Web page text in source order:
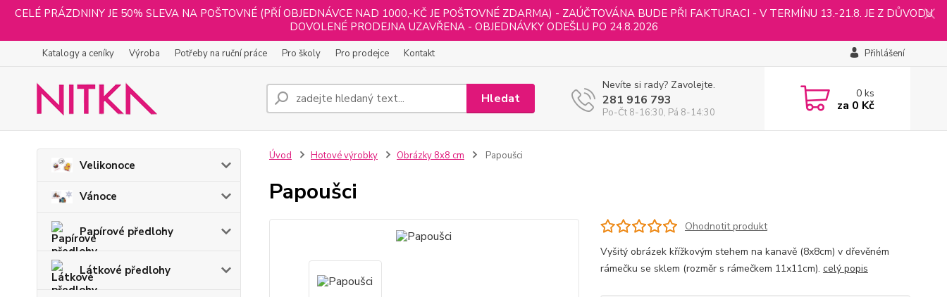
CELÉ PRÁZDNINY JE 50% SLEVA NA POŠTOVNÉ (PŘÍ OBJEDNÁVCE NAD 1000,-KČ JE POŠTOVNÉ ZDARMA) - ZAÚČTOVÁNA BUDE PŘI FAKTURACI - V TERMÍNU 13.-21.8. JE Z DŮVODU
DOVOLENÉ PRODEJNA UZAVŘENA - OBJEDNÁVKY ODEŠLU PO 24.8.2026
Katalogy a ceníky Výroba Potřeby na ruční práce Pro školy Pro prodejce Kontakt Přihlášení
Hledat
Nevíte si rady? Zavolejte.
281 916 793
Po-Čt 8-16:30, Pá 8-14:30
0ks
za 0 Kč
Velikonoce
Vánoce
Papírové předlohy
Látkové předlohy
Úvod Hotové výrobky Obrázky 8x8 cm Papoušci
Papoušci
Ohodnotit produkt
Vyšitý obrázek křížkovým stehem na kanavě (8x8cm) v dřevěném
rámečku se sklem (rozměr s rámečkem 11x11cm). celý popis